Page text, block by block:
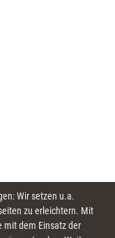
Wir setzen u.a.
zu erleichtern. Mit
mit dem Einsatz der